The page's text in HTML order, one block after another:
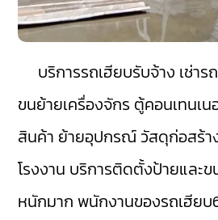
บริการรถเฮียบรับจ้าง เช่าร
ขนย้ายเครื่องจักร ตู้คอนเทนเ
สินค้า ย้ายอุปกรณ์ วัสดุก่อสร้า
โรงงาน บริการติดตั้งป้ายและ
หนักมาก พนักงานของรถเฮีย